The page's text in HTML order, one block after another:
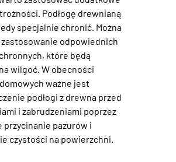
Podłogę drewnianą
specjalnie chronić. Można
zastosowanie odpowiednich
które będą
wilgoć. W obecności
ważne jest
podłogi z drewna przed
i zabrudzeniami poprzez
przycinanie pazurów i
czystości na powierzchni.